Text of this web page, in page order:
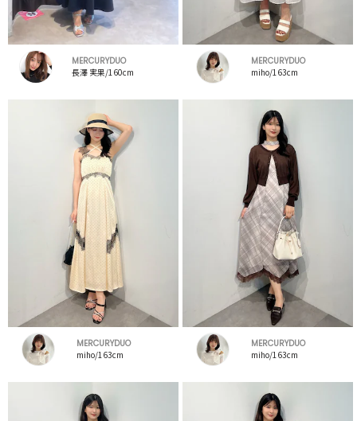
MERCURYDUO
長澤 実果/160cm
MERCURYDUO
miho/163cm
MERCURYDUO
miho/163cm
MERCURYDUO
miho/163cm